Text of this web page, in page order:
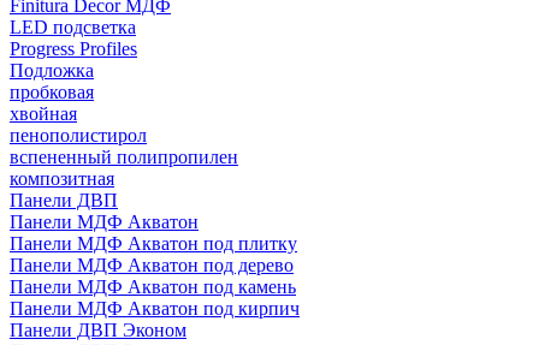
Finitura Decor МДФ
LED подсветка
Progress Profiles
Подложка
пробковая
хвойная
пенополистирол
вспененный полипропилен
композитная
Панели ДВП
Панели МДФ Акватон
Панели МДФ Акватон под плитку
Панели МДФ Акватон под дерево
Панели МДФ Акватон под камень
Панели МДФ Акватон под кирпич
Панели ДВП Эконом